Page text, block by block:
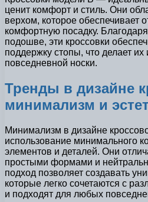
ценит комфорт и стиль. Они
верхом, которое обеспечивает
комфортную посадку.
подошве, эти кроссовки
поддержку стопы, что делает
повседневной носки.
Тренды в дизайне
минимализм и
Минимализм в дизайне
использование минимального
элементов и деталей. Они
простыми формами и
подход позволяет создавать
которые легко сочетаются с
и подходят для любых